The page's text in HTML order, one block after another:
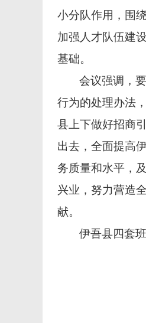
小分队作用，围
加强人才队伍建
基础。
会议强调，
行为的处理办法
县上下做好招商
出去，全面提高
务质量和水平，
兴业，努力营造
献。
伊吾县四套